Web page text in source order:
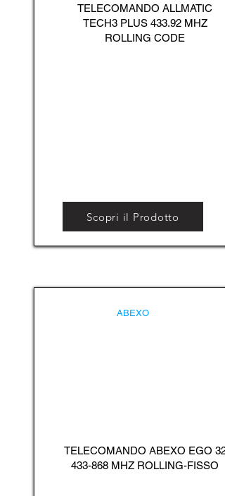
TELECOMANDO ALLMATIC
TECH3 PLUS 433.92 MHZ
ROLLING CODE
Scopri il Prodotto
ABEXO
TELECOMANDO ABEXO EGO 32
433-868 MHZ ROLLING-FISSO